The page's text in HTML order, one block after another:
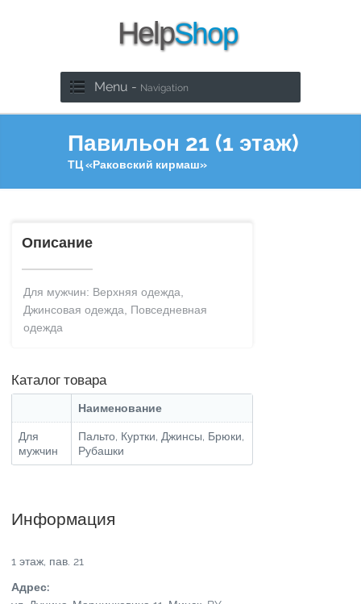
Menu - Navigation
Павильон 21 (1 этаж)
ТЦ «Раковский кирмаш»
Описание
Для мужчин: Верхняя одежда,
Джинсовая одежда, Повседневная
одежда
Каталог товара
Наименование
Для
мужчин
Пальто, Куртки, Джинсы, Брюки,
Рубашки
Информация
1 этаж, пав. 21
Адрес: